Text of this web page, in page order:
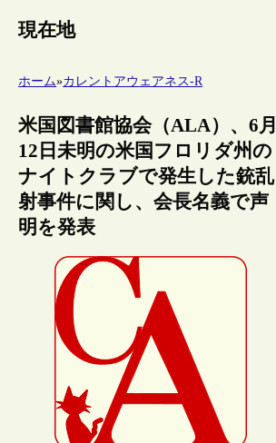
現在地
ホーム»カレントアウェアネス-R
米国図書館協会（ALA）、6月
12日未明の米国フロリダ州の
ナイトクラブで発生した銃乱
射事件に関し、会長名義で声
明を発表